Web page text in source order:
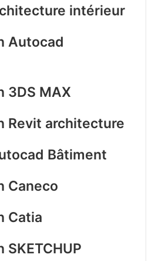
intérieur
Autocad
3DS MAX
Revit architecture
Bâtiment
Caneco
Catia
SKETCHUP